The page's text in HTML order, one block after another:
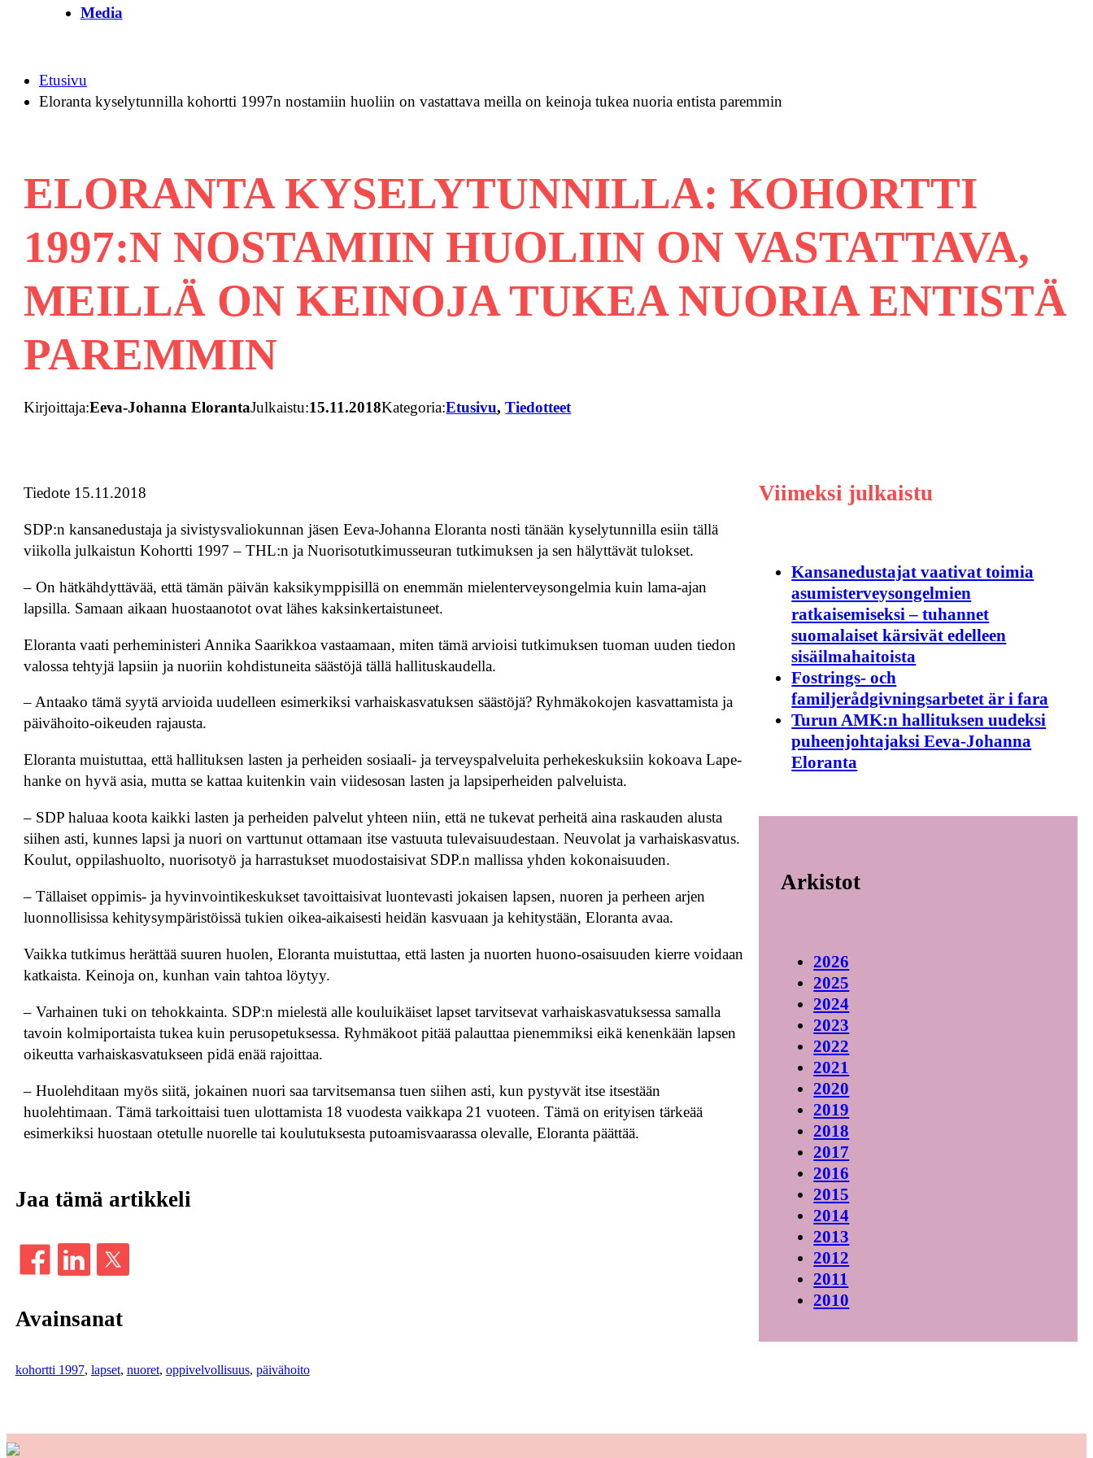
Media
Etusivu
Eloranta kyselytunnilla kohortti 1997n nostamiin huoliin on vastattava meilla on keinoja tukea nuoria entista paremmin
ELORANTA KYSELYTUNNILLA: KOHORTTI
1997:N NOSTAMIIN HUOLIIN ON VASTATTAVA,
MEILLÄ ON KEINOJA TUKEA NUORIA ENTISTÄ
PAREMMIN
Kirjoittaja:Eeva-Johanna ElorantaJulkaistu:15.11.2018Kategoria:Etusivu, Tiedotteet
Tiedote 15.11.2018
SDP:n kansanedustaja ja sivistysvaliokunnan jäsen Eeva-Johanna Eloranta nosti tänään kyselytunnilla esiin tällä
viikolla julkaistun Kohortti 1997 – THL:n ja Nuorisotutkimusseuran tutkimuksen ja sen hälyttävät tulokset.
– On hätkähdyttävää, että tämän päivän kaksikymppisillä on enemmän mielenterveysongelmia kuin lama-ajan
lapsilla. Samaan aikaan huostaanotot ovat lähes kaksinkertaistuneet.
Eloranta vaati perheministeri Annika Saarikkoa vastaamaan, miten tämä arvioisi tutkimuksen tuoman uuden tiedon
valossa tehtyjä lapsiin ja nuoriin kohdistuneita säästöjä tällä hallituskaudella.
– Antaako tämä syytä arvioida uudelleen esimerkiksi varhaiskasvatuksen säästöjä? Ryhmäkokojen kasvattamista ja
päivähoito-oikeuden rajausta.
Eloranta muistuttaa, että hallituksen lasten ja perheiden sosiaali- ja terveyspalveluita perhekeskuksiin kokoava Lape-
hanke on hyvä asia, mutta se kattaa kuitenkin vain viidesosan lasten ja lapsiperheiden palveluista.
– SDP haluaa koota kaikki lasten ja perheiden palvelut yhteen niin, että ne tukevat perheitä aina raskauden alusta
siihen asti, kunnes lapsi ja nuori on varttunut ottamaan itse vastuuta tulevaisuudestaan. Neuvolat ja varhaiskasvatus.
Koulut, oppilashuolto, nuorisotyö ja harrastukset muodostaisivat SDP.n mallissa yhden kokonaisuuden.
– Tällaiset oppimis- ja hyvinvointikeskukset tavoittaisivat luontevasti jokaisen lapsen, nuoren ja perheen arjen
luonnollisissa kehitysympäristöissä tukien oikea-aikaisesti heidän kasvuaan ja kehitystään, Eloranta avaa.
Vaikka tutkimus herättää suuren huolen, Eloranta muistuttaa, että lasten ja nuorten huono-osaisuuden kierre voidaan
katkaista. Keinoja on, kunhan vain tahtoa löytyy.
– Varhainen tuki on tehokkainta. SDP:n mielestä alle kouluikäiset lapset tarvitsevat varhaiskasvatuksessa samalla
tavoin kolmiportaista tukea kuin perusopetuksessa. Ryhmäkoot pitää palauttaa pienemmiksi eikä kenenkään lapsen
oikeutta varhaiskasvatukseen pidä enää rajoittaa.
– Huolehditaan myös siitä, jokainen nuori saa tarvitsemansa tuen siihen asti, kun pystyvät itse itsestään
huolehtimaan. Tämä tarkoittaisi tuen ulottamista 18 vuodesta vaikkapa 21 vuoteen. Tämä on erityisen tärkeää
esimerkiksi huostaan otetulle nuorelle tai koulutuksesta putoamisvaarassa olevalle, Eloranta päättää.
Jaa tämä artikkeli
Avainsanat
kohortti 1997, lapset, nuoret, oppivelvollisuus, päivähoito
Viimeksi julkaistu
Kansanedustajat vaativat toimia
asumisterveysongelmien
ratkaisemiseksi – tuhannet
suomalaiset kärsivät edelleen
sisäilmahaitoista
Fostrings- och
familjerådgivningsarbetet är i fara
Turun AMK:n hallituksen uudeksi
puheenjohtajaksi Eeva-Johanna
Eloranta
Arkistot
2026
2025
2024
2023
2022
2021
2020
2019
2018
2017
2016
2015
2014
2013
2012
2011
2010